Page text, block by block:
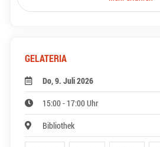
GELATERIA
Do, 9. Juli 2026
15:00 - 17:00 Uhr
Bibliothek